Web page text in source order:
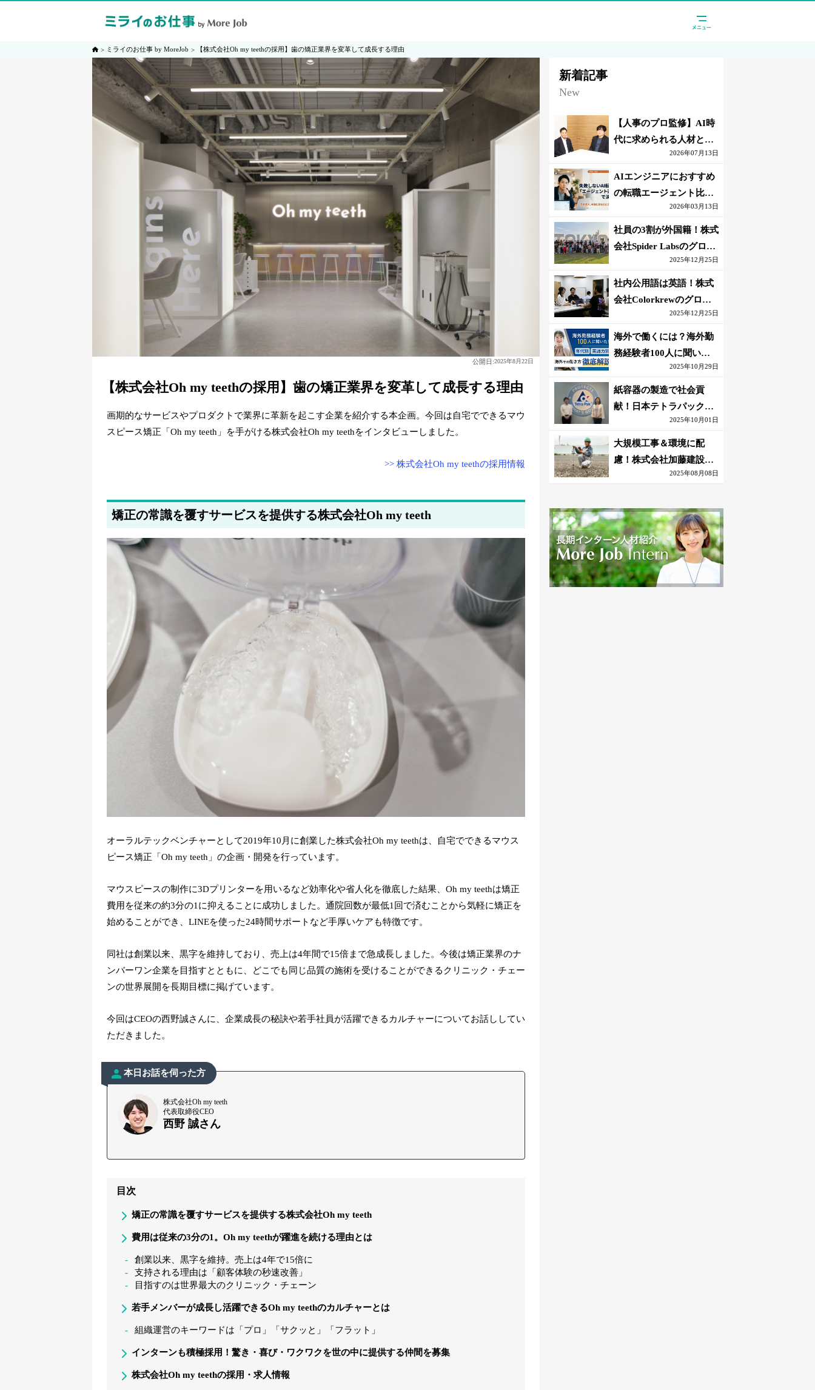
ミライのお仕事 by MoreJob 【株式会社Oh my teethの採用】歯の矯正業界を変革して成長する理由
公開日:2025年8月22日
【株式会社Oh my teethの採用】歯の矯正業界を変革して成長する理由
画期的なサービスやプロダクトで業界に革新を起こす企業を紹介する本企画。今回は自宅でできるマウ
スピース矯正「Oh my teeth」を手がける株式会社Oh my teethをインタビューしました。
>> 株式会社Oh my teethの採用情報
矯正の常識を覆すサービスを提供する株式会社Oh my teeth
オーラルテックベンチャーとして2019年10月に創業した株式会社Oh my teethは、自宅でできるマウス
ピース矯正「Oh my teeth」の企画・開発を行っています。
マウスピースの制作に3Dプリンターを用いるなど効率化や省人化を徹底した結果、Oh my teethは矯正
費用を従来の約3分の1に抑えることに成功しました。通院回数が最低1回で済むことから気軽に矯正を
始めることができ、LINEを使った24時間サポートなど手厚いケアも特徴です。
同社は創業以来、黒字を維持しており、売上は4年間で15倍まで急成長しました。今後は矯正業界のナ
ンバーワン企業を目指すとともに、どこでも同じ品質の施術を受けることができるクリニック・チェー
ンの世界展開を長期目標に掲げています。
今回はCEOの西野誠さんに、企業成長の秘訣や若手社員が活躍できるカルチャーについてお話ししてい
ただきました。
本日お話を伺った方
株式会社Oh my teeth
代表取締役CEO
西野 誠さん
目次
矯正の常識を覆すサービスを提供する株式会社Oh my teeth
費用は従来の3分の1。Oh my teethが躍進を続ける理由とは
創業以来、黒字を維持。売上は4年で15倍に
支持される理由は「顧客体験の秒速改善」
目指すのは世界最大のクリニック・チェーン
若手メンバーが成長し活躍できるOh my teethのカルチャーとは
組織運営のキーワードは「プロ」「サクッと」「フラット」
インターンも積極採用！驚き・喜び・ワクワクを世の中に提供する仲間を募集
株式会社Oh my teethの採用・求人情報
新着記事
New
【人事のプロ監修】AI時
代に求められる人材と
は？「代替されない人」
の条件
2026年07月13日
AIエンジニアにおすすめ
の転職エージェント比較
｜失敗しない選び方【採
点表つき】
2026年03月13日
社員の3割が外国籍！株式
会社Spider Labsのグロー
2025年12月25日
社内公用語は英語！株式
会社Colorkrewのグロー
バルかつ若手が輝く環境
2025年12月25日
海外で働くには？海外勤
務経験者100人に聞いた
おすすめ職種｜英語話せ
ないOK求人はある？
2025年10月29日
紙容器の製造で社会貢
献！日本テトラパック株
式会社のグローバルな環
境
2025年10月01日
大規模工事＆環境に配
慮！株式会社加藤建設の
若手が語る現場監督の働
2025年08月08日